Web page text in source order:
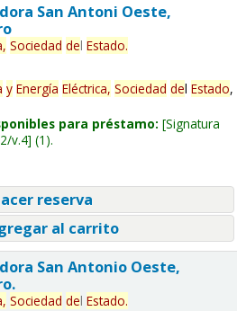
San Antoni Oeste,
Sociedad del Estado.
y Energía Eléctrica, Sociedad del Estado,
para préstamo: Signatura
v.4 (1).
reserva
al carrito
San Antonio Oeste,
Sociedad del Estado.